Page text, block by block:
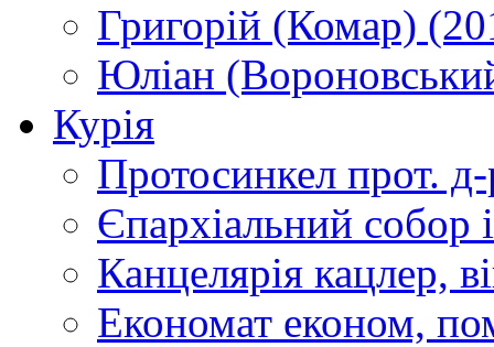
Григорій (Комар)
Юліан
Курія
Протосинкел прот.
Єпархіальний собор
Канцелярія кацлер,
Економат економ,